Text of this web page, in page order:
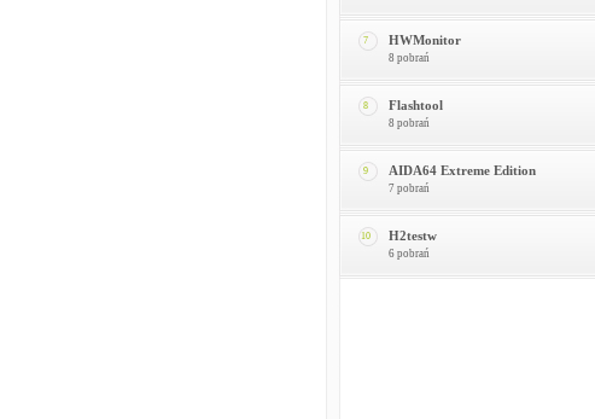
7 HWMonitor
8 pobrań
8 Flashtool
8 pobrań
9 AIDA64 Extreme Edition
7 pobrań
10 H2testw
6 pobrań